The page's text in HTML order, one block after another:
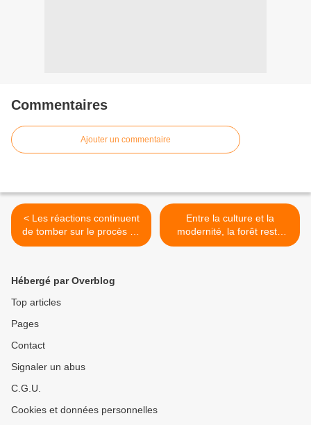
Commentaires
Ajouter un commentaire
< Les réactions continuent
de tomber sur le procès du
journal Tam-Tam d'Afrique à
Entre la culture et la
modernité, la forêt reste
encore la grande maternité
Hébergé par Overblog
Top articles
Pages
Contact
Signaler un abus
C.G.U.
Cookies et données personnelles